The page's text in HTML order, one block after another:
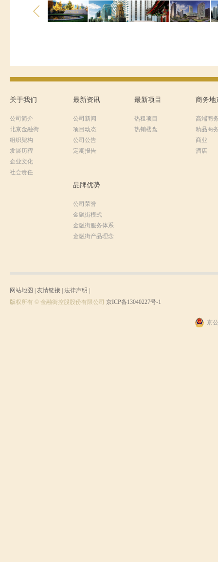
关于我们
公司简介
北京金融街
组织架构
发展历程
企业文化
社会责任
最新资讯
公司新闻
项目动态
公司公告
定期报告
最新项目
热租项目
热销楼盘
商务地
高端商
精品商
商业
酒店
品牌优势
公司荣誉
金融街模式
金融街服务体系
金融街产品理念
网站地图 友情链接 法律声明
版权所有 © 金融街控股股份有限公司 京ICP备13040227号-1
京